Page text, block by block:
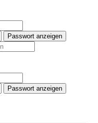
Passwort anzeigen
Passwort anzeigen